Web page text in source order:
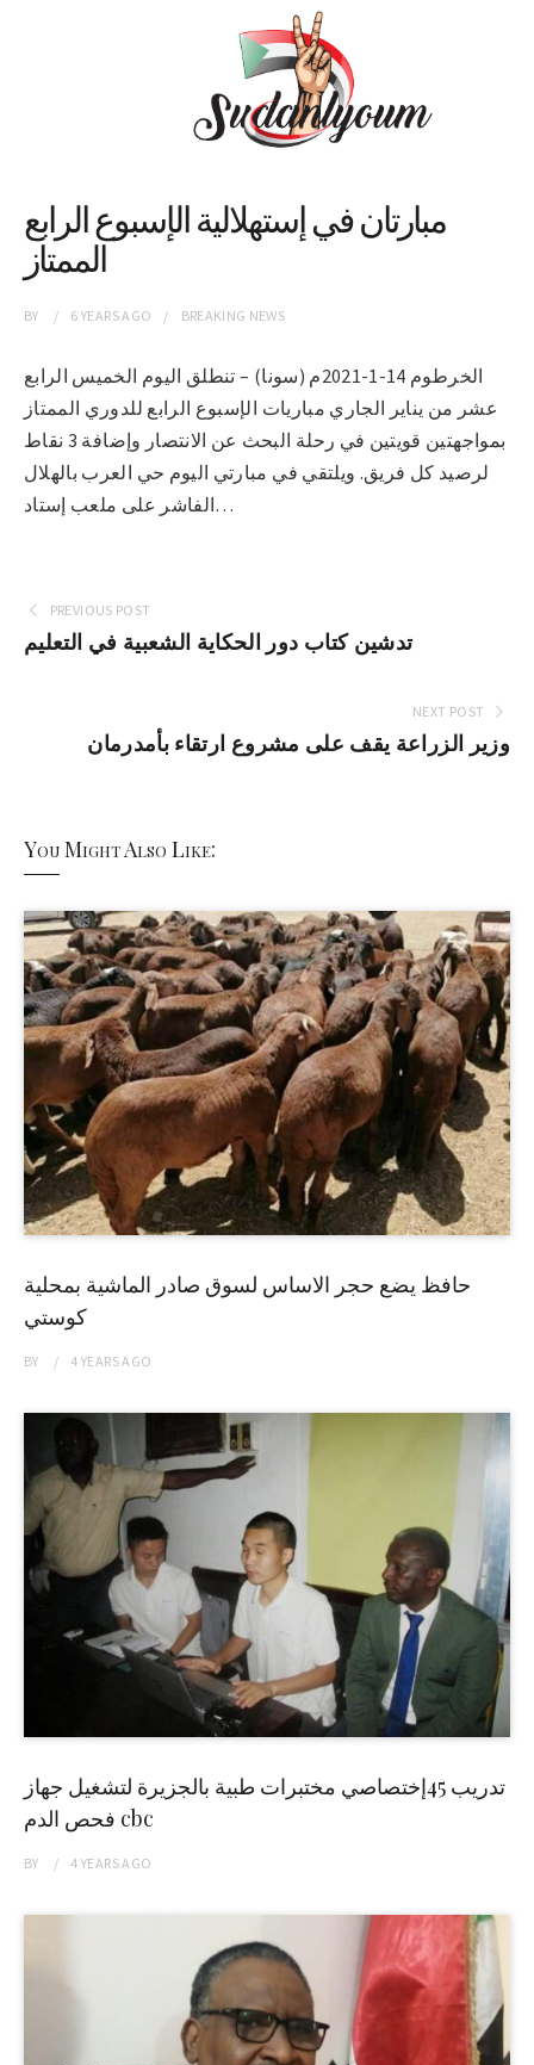
مبارتان في إستهلالية الإسبوع الرابع
الممتاز
BY 6 YEARSAGO BREAKING NEWS
الخرطوم 14-1-2021م (سونا) – تنطلق اليوم الخميس الرابع
عشر من يناير الجاري مباريات الإسبوع الرابع للدوري الممتاز
بمواجهتين قويتين في رحلة البحث عن الانتصار وإضافة 3 نقاط
لرصيد كل فريق. ويلتقي في مبارتي اليوم حي العرب بالهلال
الفاشر على ملعب إستاد…
PREVIOUS POST
تدشين كتاب دور الحكاية الشعبية في التعليم
NEXT POST
وزير الزراعة يقف على مشروع ارتقاء بأمدرمان
You Might Also Like:
حافظ يضع حجر الاساس لسوق صادر الماشية بمحلية
كوستي
BY 4 YEARSAGO
تدريب 45إختصاصي مختبرات طبية بالجزيرة لتشغيل جهاز
فحص الدم cbc
BY 4 YEARSAGO